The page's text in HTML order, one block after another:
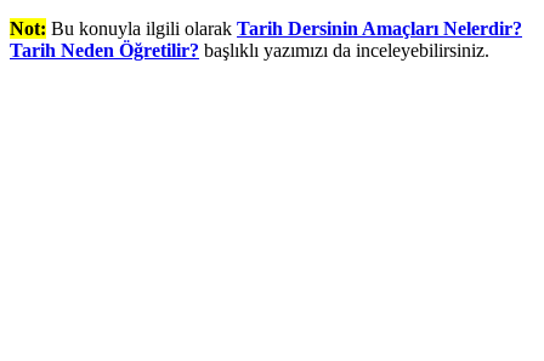
Not: Bu konuyla ilgili olarak Tarih Dersinin Amaçları Nelerdir?
Tarih Neden Öğretilir? başlıklı yazımızı da inceleyebilirsiniz.